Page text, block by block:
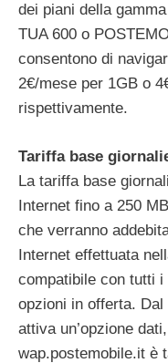
dei piani della
TUA 600 o
consentono di
2€/mese per 1GB o
rispettivamente.
Tariffa base
La tariffa base
Internet fino a 250
che verranno
Internet effettuata
compatibile con tutti
opzioni in offerta.
attiva un’opzione
wap.postemobile.it è